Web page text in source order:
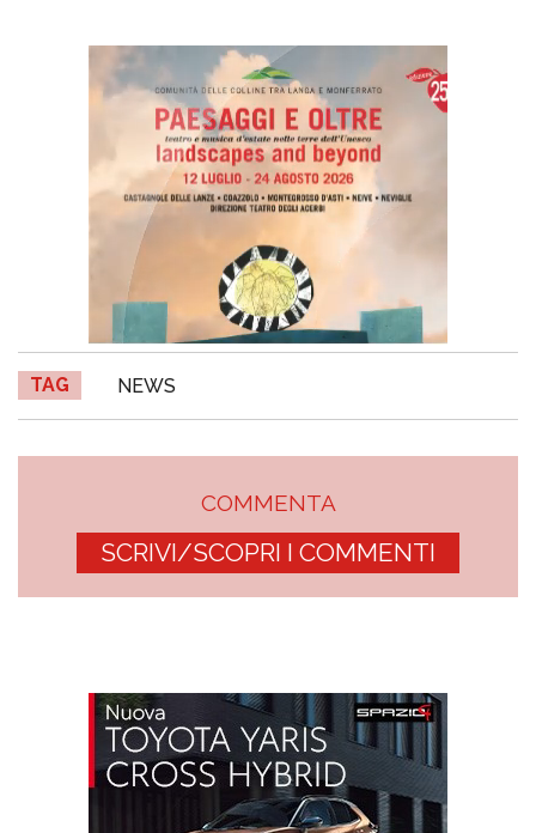
TAG NEWS
COMMENTA
SCRIVI/SCOPRI I COMMENTI